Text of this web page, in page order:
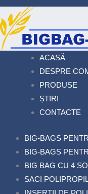
ACASĂ
DESPRE
PRODUSE
ȘTIRI
CONTACTE
BIG-BAGS
BIG-BAGS
BIG BAG CU 4
SACI